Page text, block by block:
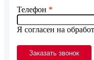
Я согласен на
Телефон *